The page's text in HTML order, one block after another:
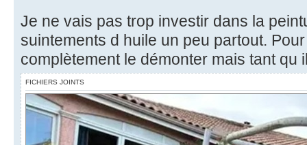
Je ne vais pas trop investir dans la
suintements d huile un peu partout.
complètement le démonter mais tant qu
FICHIERS JOINTS